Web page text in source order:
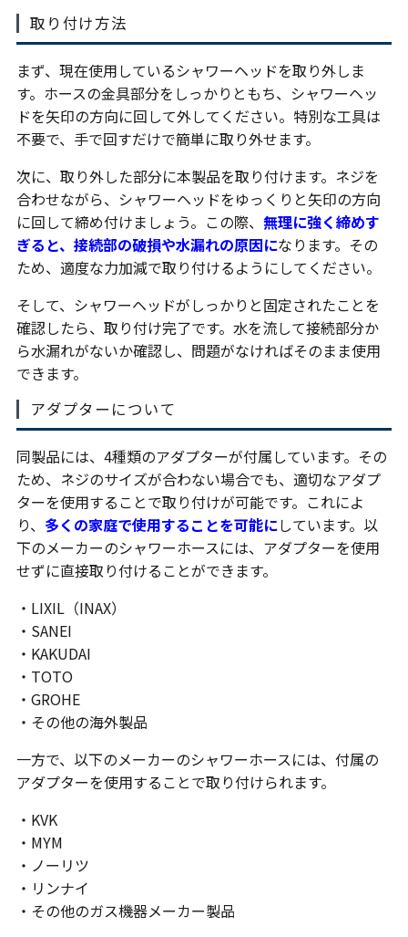
取り付け方法
まず、現在使用しているシャワーヘッドを取り外しま
す。ホースの金具部分をしっかりともち、シャワーヘッ
ドを矢印の方向に回して外してください。特別な工具は
不要で、手で回すだけで簡単に取り外せます。
次に、取り外した部分に本製品を取り付けます。ネジを
合わせながら、シャワーヘッドをゆっくりと矢印の方向
に回して締め付けましょう。この際、 無理に強く締めす
ぎると、接続部の破損や水漏れの原因になります。その
ため、適度な力加減で取り付けるようにしてください。
そして、シャワーヘッドがしっかりと固定されたことを
確認したら、取り付け完了です。水を流して接続部分か
ら水漏れがないか確認し、問題がなければそのまま使用
できます。
アダプターについて
同製品には、4種類のアダプターが付属しています。その
ため、ネジのサイズが合わない場合でも、適切なアダプ
ターを使用することで取り付けが可能です。これによ
り、 多くの家庭で使用することを可能にしています。以
下のメーカーのシャワーホースには、アダプターを使用
せずに直接取り付けることができます。
・LIXIL（INAX）
・SANEI
・KAKUDAI
・TOTO
・GROHE
・その他の海外製品
一方で、以下のメーカーのシャワーホースには、付属の
アダプターを使用することで取り付けられます。
・KVK
・MYM
・ノーリツ
・リンナイ
・その他のガス機器メーカー製品